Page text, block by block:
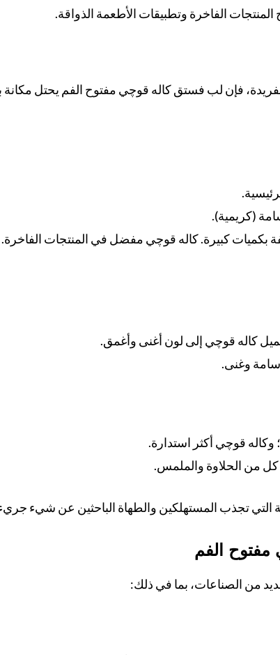
الفاخرة وتطبيقات الأطعمة الذواقة.
فإن لب فستق كاله قوچي مفتوح الفم يحتل
(كريمية).
بكميات كبيرة. كاله قوچي مفضل في المنتجات الفاخرة.
يميل كاله قوچي إلى لون أغنى وأغمق.
وغنى.
وكاله قوچي أكثر استدارة.
كل من الحلاوة والملمس.
التي تجذب المستهلكين والطهاة الباحثين عن شيء
مفتوح الفم
من الصناعات، بما في ذلك: